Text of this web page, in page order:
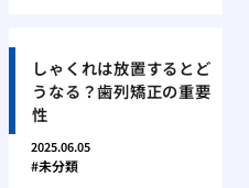
しゃくれは放置するとど
うなる？歯列矯正の重要
性
2025.06.05
未分類